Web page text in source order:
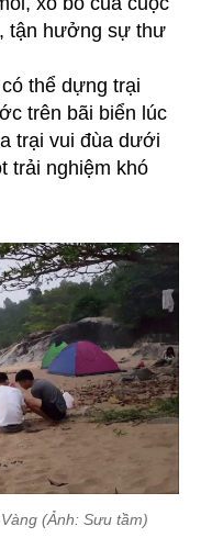
tận hưởng sự thư
thể dựng trại
trên bãi biển lúc
trại vui đùa dưới
trải nghiệm khó
(Ảnh: Sưu tầm)